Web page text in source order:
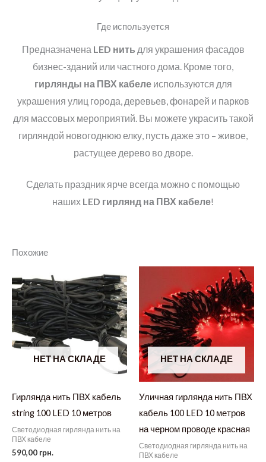
Где используется
Предназначена LED нить для украшения фасадов
бизнес-зданий или частного дома. Кроме того,
гирлянды на ПВХ кабелеиспользуются для
украшения улиц города, деревьев, фонарей и парков
для массовых мероприятий. Вы можете украсить такой
гирляндой новогоднюю елку, пусть даже это – живое,
растущее дерево во дворе.
Сделать праздник ярче всегда можно с помощью
наших LED гирлянд на ПВХ кабеле!
Похожие
НЕТ НА СКЛАДЕ
Гирлянда нить ПВХ кабель
string 100 LED 10 метров
Светодиодная гирлянда нить на
ПВХ кабеле
590,00 грн.
НЕТ НА СКЛАДЕ
Уличная гирлянда нить ПВХ
кабель 100 LED 10 метров
на черном проводе красная
Светодиодная гирлянда нить на
ПВХ кабеле